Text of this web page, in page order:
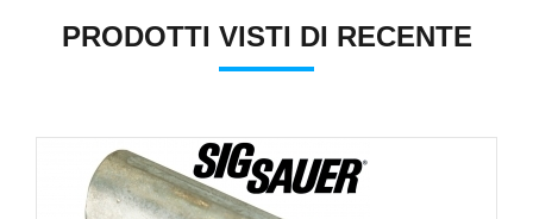
PRODOTTI VISTI DI RECENTE